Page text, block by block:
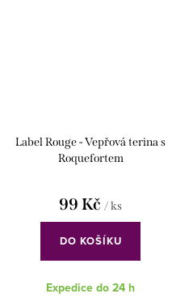
Label Rouge - Vepřová terina s
Roquefortem
99 Kč / ks
DO KOŠÍKU
Expedice do 24 h